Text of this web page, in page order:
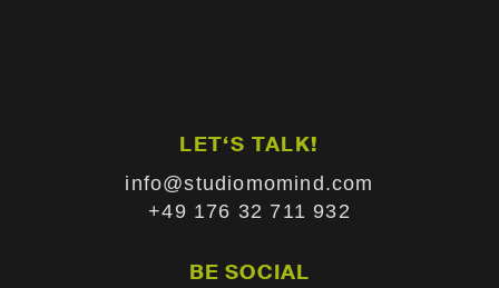
LET‘S TALK!
info@studiomomind.com
+49 176 32 711 932
BE SOCIAL